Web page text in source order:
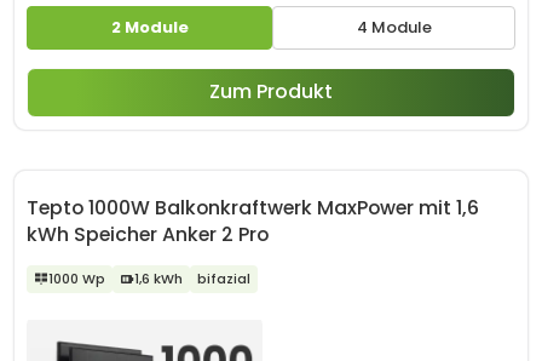
2 Module 4 Module
Zum Produkt
Tepto 1000W Balkonkraftwerk MaxPower mit 1,6
kWh Speicher Anker 2 Pro
1000 Wp 1,6 kWh bifazial